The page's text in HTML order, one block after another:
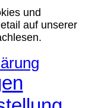
und
auf unserer